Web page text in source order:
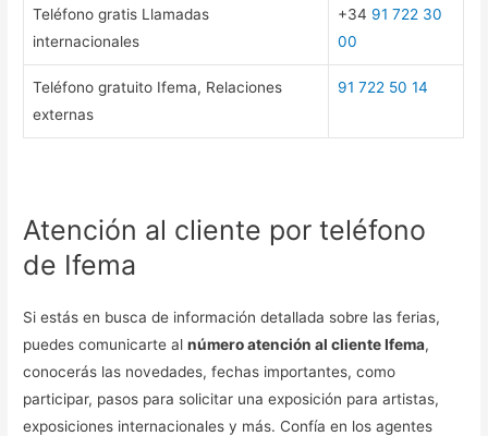
Teléfono gratis Llamadas
internacionales
+34 91 722 30
00
Teléfono gratuito Ifema, Relaciones
externas
91 722 50 14
Atención al cliente por teléfono
de Ifema
Si estás en busca de información detallada sobre las ferias,
puedes comunicarte alnúmero atención al cliente Ifema,
conocerás las novedades, fechas importantes, como
participar, pasos para solicitar una exposición para artistas,
exposiciones internacionales y más. Confía en los agentes